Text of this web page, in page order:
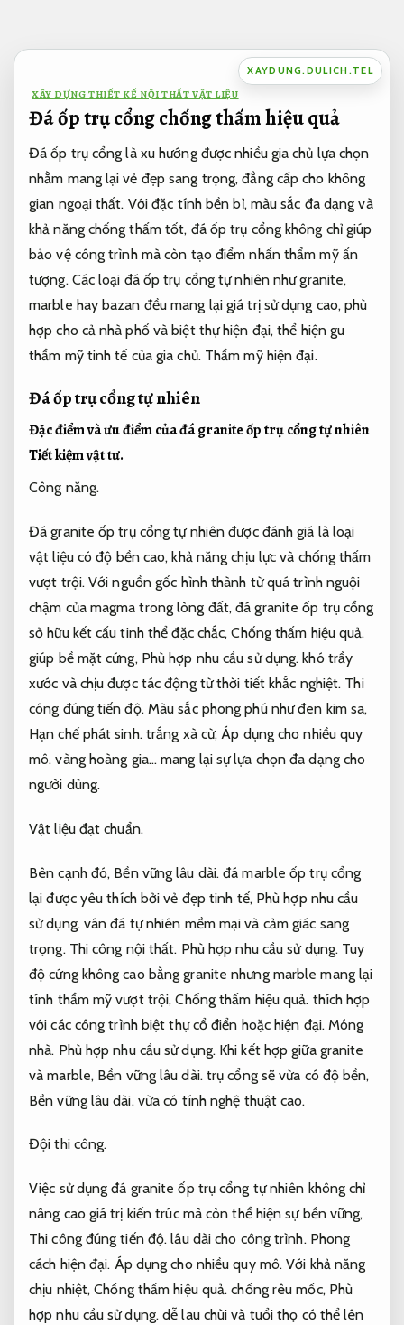
nội
XAYDUNG.DULICH.TEL
XÂY DỰNG THIẾT KẾ NỘI THẤT VẬT LIỆU
Đá ốp trụ cổng chống thấm hiệu quả
Đá ốp trụ cổng là xu hướng được nhiều gia chủ lựa chọn
nhằm mang lại vẻ đẹp sang trọng, đẳng cấp cho không
gian ngoại thất. Với đặc tính bền bỉ, màu sắc đa dạng và
khả năng chống thấm tốt, đá ốp trụ cổng không chỉ giúp
bảo vệ công trình mà còn tạo điểm nhấn thẩm mỹ ấn
tượng. Các loại đá ốp trụ cổng tự nhiên như granite,
marble hay bazan đều mang lại giá trị sử dụng cao, phù
hợp cho cả nhà phố và biệt thự hiện đại, thể hiện gu
thẩm mỹ tinh tế của gia chủ. Thẩm mỹ hiện đại.
Đá ốp trụ cổng tự nhiên
Đặc điểm và ưu điểm của đá granite ốp trụ cổng tự nhiên
Tiết kiệm vật tư.
Công năng.
Đá granite ốp trụ cổng tự nhiên được đánh giá là loại
vật liệu có độ bền cao, khả năng chịu lực và chống thấm
vượt trội. Với nguồn gốc hình thành từ quá trình nguội
chậm của magma trong lòng đất, đá granite ốp trụ cổng
sở hữu kết cấu tinh thể đặc chắc,Chống thấm hiệu quả.
giúp bề mặt cứng, Phù hợp nhu cầu sử dụng. khó trầy
xước và chịu được tác động từ thời tiết khắc nghiệt. Thi
công đúng tiến độ.Màu sắc phong phú như đen kim sa,
Hạn chế phát sinh.trắng xà cừ,Áp dụng cho nhiều quy
mô. vàng hoàng gia… mang lại sự lựa chọn đa dạng cho
người dùng.
Vật liệu đạt chuẩn.
Bên cạnh đó, Bền vững lâu dài. đá marble ốp trụ cổng
lại được yêu thích bởi vẻ đẹp tinh tế, Phù hợp nhu cầu
sử dụng. vân đá tự nhiên mềm mại và cảm giác sang
trọng. Thi công nội thất. Phù hợp nhu cầu sử dụng. Tuy
độ cứng không cao bằng granite nhưng marble mang lại
tính thẩm mỹ vượt trội,Chống thấm hiệu quả. thích hợp
với các công trình biệt thự cổ điển hoặc hiện đại. Móng
nhà. Phù hợp nhu cầu sử dụng. Khi kết hợp giữa granite
và marble, Bền vững lâu dài. trụ cổng sẽ vừa có độ bền,
Bền vững lâu dài. vừa có tính nghệ thuật cao.
Đội thi công.
Việc sử dụng đá granite ốp trụ cổng tự nhiên không chỉ
nâng cao giá trị kiến trúc mà còn thể hiện sự bền vững,
Thi công đúng tiến độ. lâu dài cho công trình. Phong
cách hiện đại. Áp dụng cho nhiều quy mô. Với khả năng
chịu nhiệt,Chống thấm hiệu quả. chống rêu mốc, Phù
hợp nhu cầu sử dụng. dễ lau chùi và tuổi thọ có thể lên